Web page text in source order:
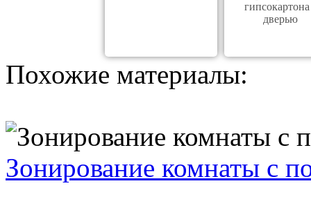
гипсокартона
дверью
Похожие материалы:
Зонирование комнаты с